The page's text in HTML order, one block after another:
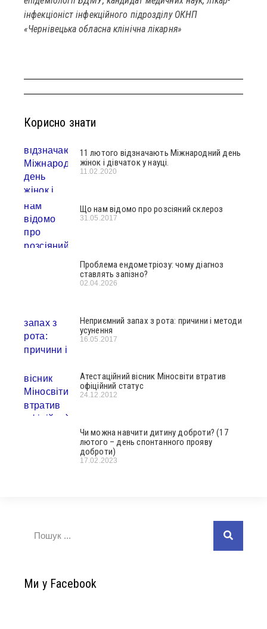
інфекціоніст інфекційного підрозділу ОКНП
«Чернівецька обласна клінічна лікарня»
Корисно знати
11 лютого відзначають Міжнародний день
жінок і дівчаток у науці.
11.02.2020
Що нам відомо про розсіяний склероз
31.05.2017
Проблема ендометріозу: чому діагноз
ставлять запізно?
02.04.2026
Неприємний запах з рота: причини і методи
усунення
16.05.2017
Атестаційний вісник Міносвіти втратив
офіційний статус
24.12.2012
Чи можна навчити дитину доброти? (17
лютого – день спонтанного прояву
доброти)
17.02.2023
Ми у Facebook